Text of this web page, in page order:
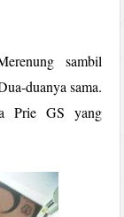
sambil
duanya sama.
Prie GS yang